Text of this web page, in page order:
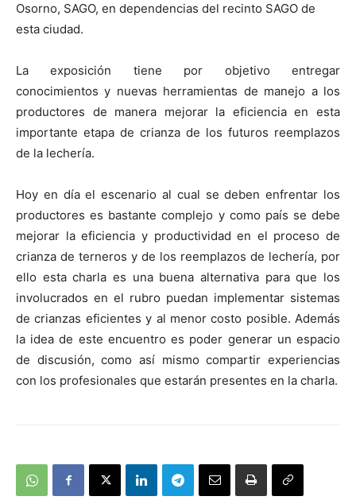
Osorno, SAGO, en dependencias del recinto SAGO de
esta ciudad.
La exposición tiene por objetivo entregar
conocimientos y nuevas herramientas de manejo a los
productores de manera mejorar la eficiencia en esta
importante etapa de crianza de los futuros reemplazos
de la lechería.
Hoy en día el escenario al cual se deben enfrentar los
productores es bastante complejo y como país se debe
mejorar la eficiencia y productividad en el proceso de
crianza de terneros y de los reemplazos de lechería, por
ello esta charla es una buena alternativa para que los
involucrados en el rubro puedan implementar sistemas
de crianzas eficientes y al menor costo posible. Además
la idea de este encuentro es poder generar un espacio
de discusión, como así mismo compartir experiencias
con los profesionales que estarán presentes en la charla.